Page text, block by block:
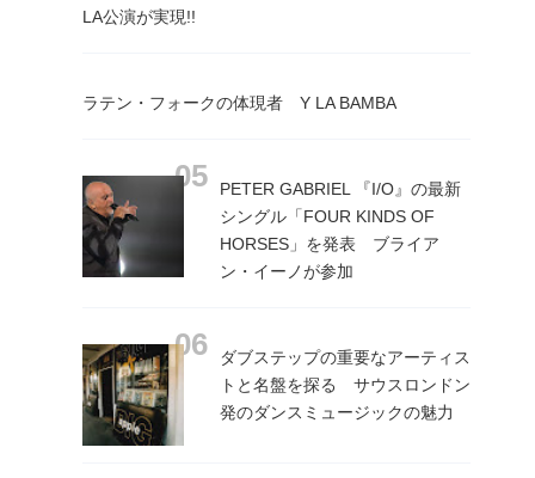
LA公演が実現!!
ラテン・フォークの体現者 Y LA BAMBA
PETER GABRIEL 『I/O』の最新
シングル「FOUR KINDS OF
HORSES」を発表 ブライア
ン・イーノが参加
ダブステップの重要なアーティス
トと名盤を探る サウスロンドン
発のダンスミュージックの魅力